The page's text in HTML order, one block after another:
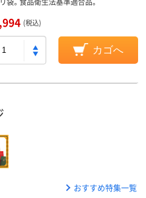
(税込)
カゴへ
おすすめ特集一覧